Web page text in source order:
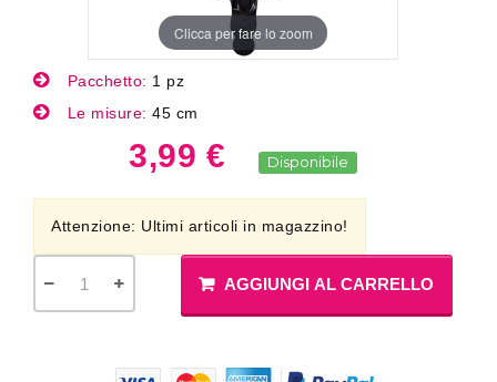
Clicca per fare lo zoom
Pacchetto: 1 pz
Le misure: 45 cm
3,99 € Disponibile
Attenzione: Ultimi articoli in magazzino!
AGGIUNGI AL CARRELLO